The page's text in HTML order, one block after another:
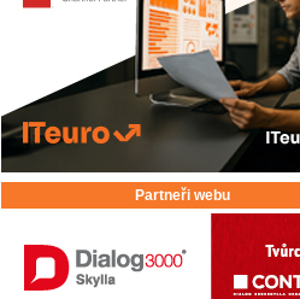
Partneři webu